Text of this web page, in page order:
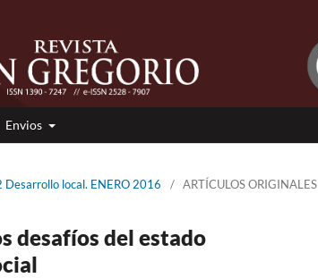
Envios
Desarrollo local. ENERO 2016 / ARTÍCULOS ORIGINALES
desafíos del estado